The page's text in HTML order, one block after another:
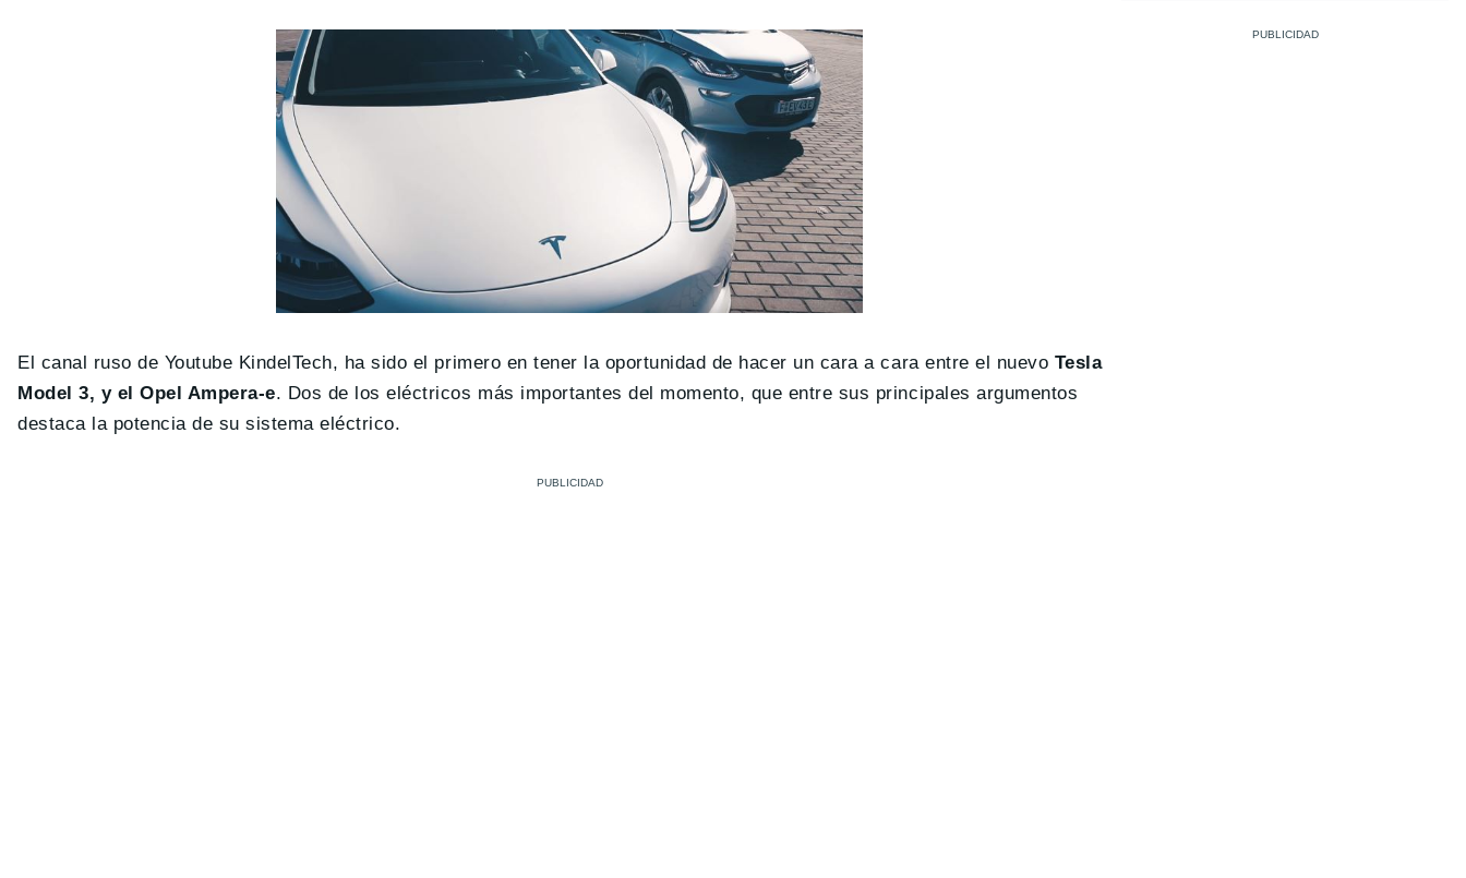
El canal ruso de Youtube KindelTech, ha sido el primero en tener la oportunidad de hacer un cara a cara entre el nuevo Tesla
Model 3, y el Opel Ampera-e. Dos de los eléctricos más importantes del momento, que entre sus principales argumentos
destaca la potencia de su sistema eléctrico.